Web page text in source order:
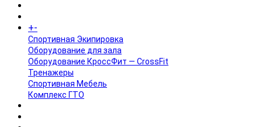
+-
Спортивная Экипировка
Оборудование для зала
Оборудование КроссФит — CrossFit
Тренажеры
Спортивная Мебель
Комплекс ГТО